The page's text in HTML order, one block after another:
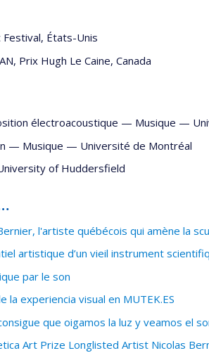
Festival, États-Unis
Prix Hugh Le Caine, Canada
électroacoustique — Musique —
— Musique — Université de Montréal
of Huddersfield
l'artiste québécois qui amène la
artistique d’un vieil instrument
par le son
experiencia visual en MUTEK.ES
que oigamos la luz y veamos el
Art Prize Longlisted Artist Nicolas